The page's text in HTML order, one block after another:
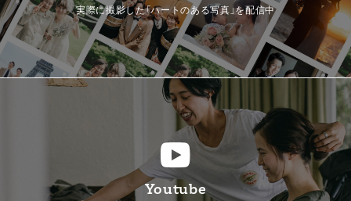
実際に撮影した「ハートのある写真」を配信中
Youtube